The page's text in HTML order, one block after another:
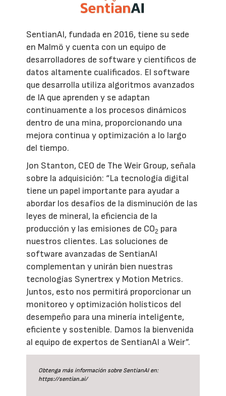
SentianAI, fundada en 2016, tiene su sede
en Malmö y cuenta con un equipo de
desarrolladores de software y científicos de
datos altamente cualificados. El software
que desarrolla utiliza algoritmos avanzados
de IA que aprenden y se adaptan
continuamente a los procesos dinámicos
dentro de una mina, proporcionando una
mejora continua y optimización a lo largo
del tiempo.
Jon Stanton, CEO de The Weir Group, señala
sobre la adquisición: “La tecnología digital
tiene un papel importante para ayudar a
abordar los desafíos de la disminución de las
leyes de mineral, la eficiencia de la
producción y las emisiones de CO2 para
nuestros clientes. Las soluciones de
software avanzadas de SentianAI
complementan y unirán bien nuestras
tecnologías Synertrex y Motion Metrics.
Juntos, esto nos permitirá proporcionar un
monitoreo y optimización holísticos del
desempeño para una minería inteligente,
eficiente y sostenible. Damos la bienvenida
al equipo de expertos de SentianAI a Weir”.
Obtenga más información sobre SentianAI en:
https://sentian.ai/